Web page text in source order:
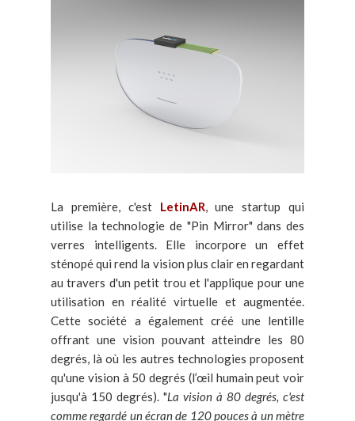
La première, c'est LetinAR, une startup qui
utilise la technologie de "Pin Mirror" dans des
verres intelligents. Elle incorpore un effet
sténopé qui rend la vision plus clair en regardant
au travers d'un petit trou et l'applique pour une
utilisation en réalité virtuelle et augmentée.
Cette société a également créé une lentille
offrant une vision pouvant atteindre les 80
degrés, là où les autres technologies proposent
qu'une vision à 50 degrés (l’œil humain peut voir
jusqu'à 150 degrés). "La vision à 80 degrés, c'est
comme regardé un écran de 120 pouces à un mètre